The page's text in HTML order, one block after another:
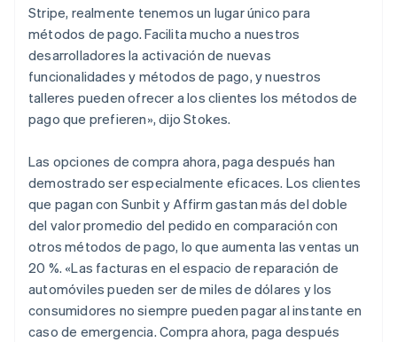
Stripe, realmente tenemos un lugar único para
métodos de pago. Facilita mucho a nuestros
desarrolladores la activación de nuevas
funcionalidades y métodos de pago, y nuestros
talleres pueden ofrecer a los clientes los métodos de
pago que prefieren», dijo Stokes.
Las opciones de compra ahora, paga después han
demostrado ser especialmente eficaces. Los clientes
que pagan con Sunbit y Affirm gastan más del doble
del valor promedio del pedido en comparación con
otros métodos de pago, lo que aumenta las ventas un
20 %. «Las facturas en el espacio de reparación de
automóviles pueden ser de miles de dólares y los
consumidores no siempre pueden pagar al instante en
caso de emergencia. Compra ahora, paga después